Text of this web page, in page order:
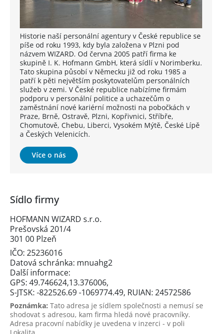
Historie naší personální agentury v České republice se
píše od roku 1993, kdy byla založena v Plzni pod
názvem WIZARD. Od června 2005 patří firma ke
skupině I. K. Hofmann GmbH, která sídlí v Norimberku.
Tato skupina působí v Německu již od roku 1985 a
patří k pěti největším poskytovatelům personálních
služeb v zemi. V České republice nabízíme firmám
podporu v personální politice a uchazečům o
zaměstnání nové kariérní možnosti na pobočkách v
Praze, Brně, Ostravě, Plzni, Kopřivnici, Stříbře,
Chomutově, Chebu, Liberci, Vysokém Mýtě, České Lípě
a Českých Velenicích.
Více o nás
Sídlo firmy
HOFMANN WIZARD s.r.o.
Prešovská 201/4
301 00 Plzeň
IČO: 25236016
Datová schránka: mnuahg2
Další informace:
GPS: 49.746624,13.376006,
S-JTSK: -822526.69 -1069774.49, RUIAN: 24572586
Poznámka: Tato adresa je sídlem společnosti a nemusí se
shodovat s adresou, kam firma hledá nové pracovníky.
Adresa pracovní nabídky je uvedena v inzerci - v poli